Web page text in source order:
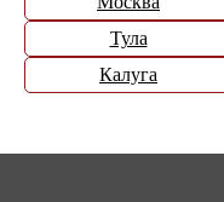
Тула
Калуга